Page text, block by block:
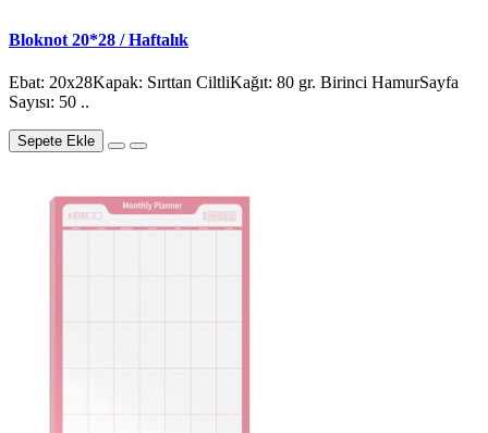
Bloknot 20*28 / Haftalık
Ebat: 20x28Kapak: Sırttan CiltliKağıt: 80 gr. Birinci HamurSayfa
Sayısı: 50 ..
Sepete Ekle